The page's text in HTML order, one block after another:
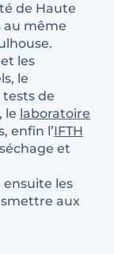
de Haute
au même
les
le
de
le laboratoire
enfin l’IFTH
et
les
aux